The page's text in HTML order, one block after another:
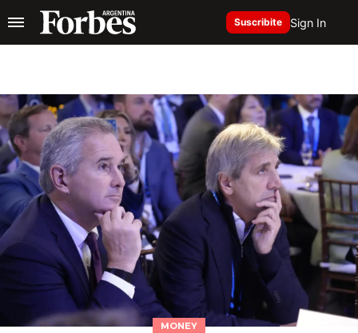
Suscribite Sign In
MONEY